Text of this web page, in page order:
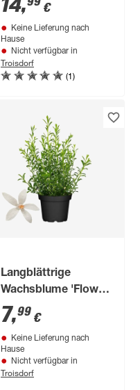
14, €
Keine Lieferung nach
Hause
Nicht verfügbar in
Troisdorf
(1)
Langblättrige
Wachsblume 'Flower
Girl White'® 17 cm
Topf
7,99 €
Keine Lieferung nach
Hause
Nicht verfügbar in
Troisdorf